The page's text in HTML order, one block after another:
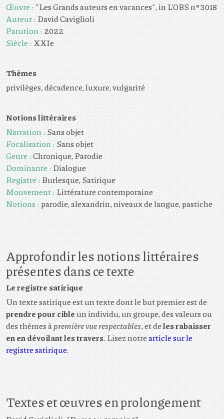
Œuvre : "Les Grands auteurs en vacances", in L'OBS n°3018
Auteur : David Caviglioli
Parution : 2022
Siècle : XXIe
Thèmes
privilèges, décadence, luxure, vulgarité
Notions littéraires
Narration : Sans objet
Focalisation : Sans objet
Genre :Chronique, Parodie
Dominante : Dialogue
Registre : Burlesque, Satirique
Mouvement : Littérature contemporaine
Notions : parodie, alexandrin, niveaux de langue, pastiche
Approfondir les notions littéraires
présentes dans ce texte
Le registre satirique
Un texte satirique est un texte dont le but premier est de
prendre pour cible un individu, un groupe, des valeurs ou
des thèmes àpremière vue respectables, et deles rabaisser
en en dévoilant les travers. Lisez notrearticle sur le
registre satirique.
Textes et œuvres en prolongement